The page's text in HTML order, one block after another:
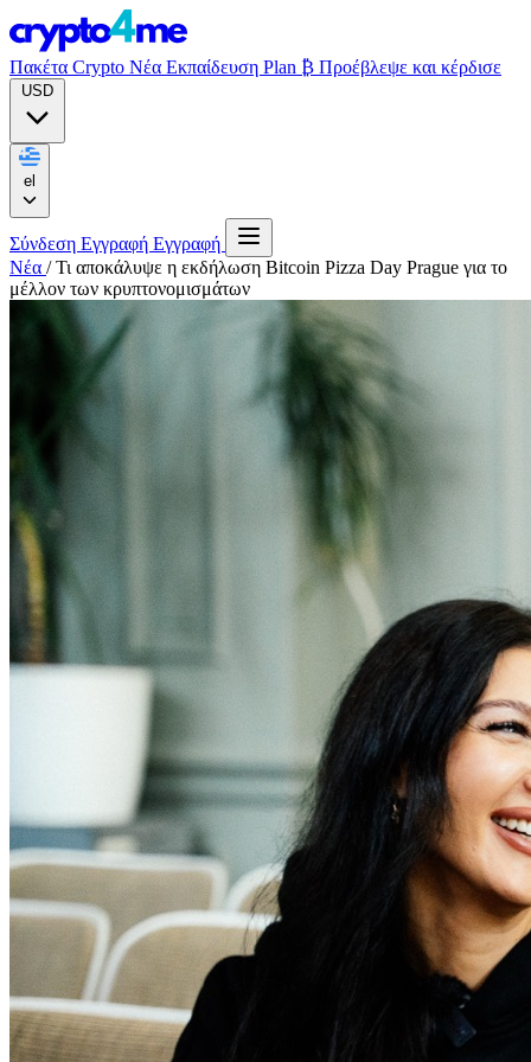
Πακέτα Crypto Νέα Εκπαίδευση Plan ₿ Προέβλεψε και κέρδισε
Σύνδεση Εγγραφή Εγγραφή
Νέα / Τι αποκάλυψε η εκδήλωση Bitcoin Pizza Day Prague για το
μέλλον των κρυπτονομισμάτων